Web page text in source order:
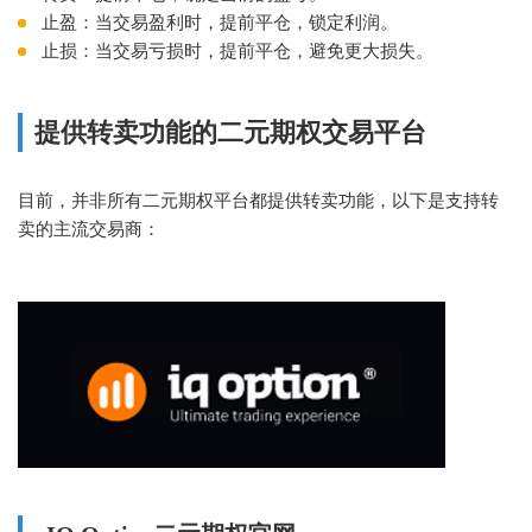
止盈：当交易盈利时，提前平仓，锁定利润。
止损：当交易亏损时，提前平仓，避免更大损失。
提供转卖功能的二元期权交易平台
目前，并非所有二元期权平台都提供转卖功能，以下是支持转
卖的主流交易商：